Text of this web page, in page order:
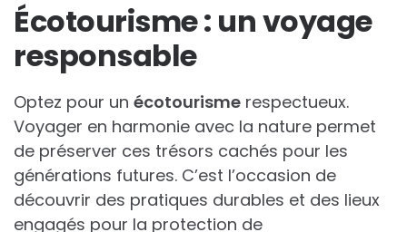
Écotourisme : un voyage
responsable
Optez pour un écotourisme respectueux.
Voyager en harmonie avec la nature permet
de préserver ces trésors cachés pour les
générations futures. C’est l’occasion de
découvrir des pratiques durables et des lieux
engagés pour la protection de